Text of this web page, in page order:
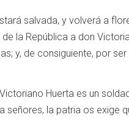
salvada, y volverá a
la República a don
y, de consiguiente, por
Huerta es un
la patria os exige